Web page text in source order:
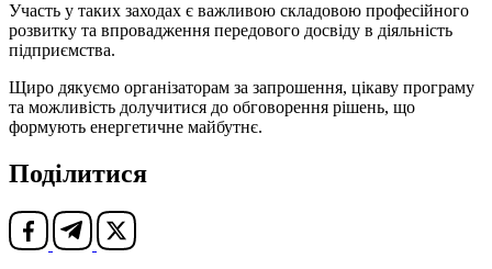
Участь у таких заходах є важливою складовою професійного
розвитку та впровадження передового досвіду в діяльність
підприємства.
Щиро дякуємо організаторам за запрошення, цікаву програму
та можливість долучитися до обговорення рішень, що
формують енергетичне майбутнє.
Поділитися